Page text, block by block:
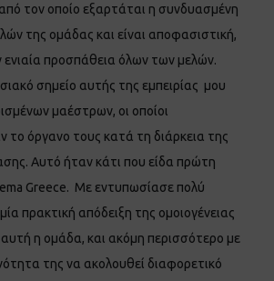
τον οποίο εξαρτάται η συνδυασμένη
της ομάδας και είναι αποφασιστική,
ενιαία προσπάθεια όλων των μελών.
σημείο αυτής της εμπειρίας μου
μαέστρων, οι οποίοι
το όργανο τους κατά τη διάρκεια της
Αυτό ήταν κάτι που είδα πρώτη
Greece. Με εντυπωσίασε πολύ
πρακτική απόδειξη της ομοιογένειας
αυτή η ομάδα, και ακόμη περισσότερο με
της να ακολουθεί διαφορετικό